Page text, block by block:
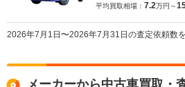
平均買取相場： 7.2万円～
2026年7月1日〜2026年7月31日の査定依頼数を
メーカーから中古車買取・